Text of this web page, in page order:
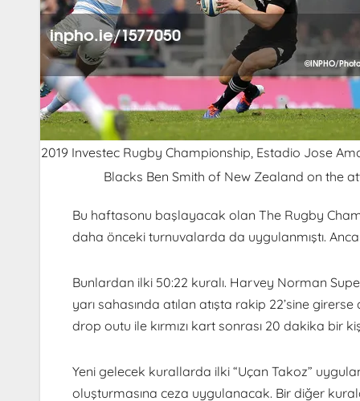
2019 Investec Rugby Championship, Estadio Jose
Blacks Ben Smith of New Zealand on the
Bu haftasonu başlayacak olan The Rugby
daha önceki turnuvalarda da uygulanmıştı.
Bunlardan ilki 50:22 kuralı. Harvey Norman
yarı sahasında atılan atışta rakip 22’sine
drop outu ile kırmızı kart sonrası 20 dakika bir
Yeni gelecek kurallarda ilki “Uçan Takoz”
oluşturmasına ceza uygulanacak. Bir diğer